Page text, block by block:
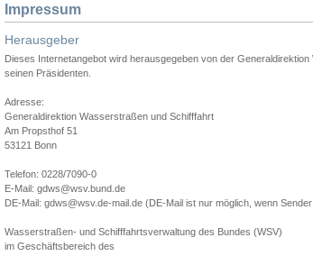
Impressum
Herausgeber
Dieses Internetangebot wird herausgegeben von der
seinen Präsidenten.
Adresse:
Generaldirektion Wasserstraßen und Schifffahrt
Am Propsthof 51
53121 Bonn
Telefon: 0228/7090-0
E-Mail: gdws@wsv.bund.de
DE-Mail: gdws@wsv.de-mail.de (DE-Mail ist nur möglich, wenn
Wasserstraßen- und Schifffahrtsverwaltung des Bundes (WSV)
im Geschäftsbereich des